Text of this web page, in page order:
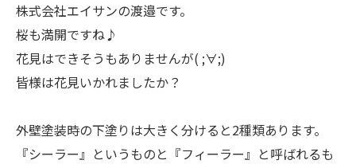
株式会社エイサンの渡邉です。
桜も満開ですね♪
花見はできそうもありませんが( ;∀;)
皆様は花見いかれましたか？
外壁塗装時の下塗りは大きく分けると2種類あります。
『シーラー』というものと『フィーラー』と呼ばれるも